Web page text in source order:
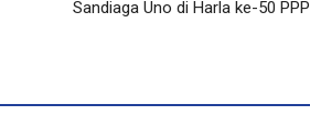
Sandiaga Uno di Harla ke-50 PPP